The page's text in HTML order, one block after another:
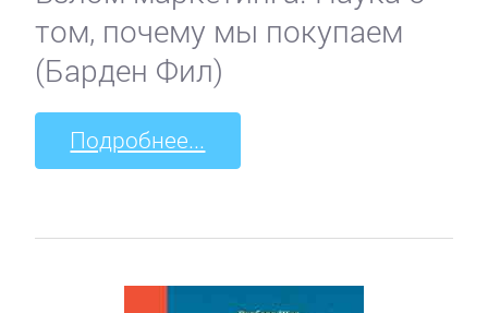
том, почему мы покупаем
(Барден Фил)
Подробнее...